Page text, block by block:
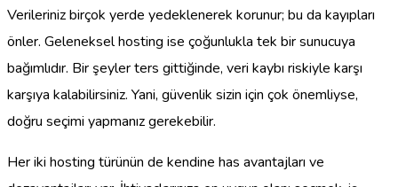
Verileriniz birçok yerde yedeklenerek korunur; bu da kayıpları
önler. Geleneksel hosting ise çoğunlukla tek bir sunucuya
bağımlıdır. Bir şeyler ters gittiğinde, veri kaybı riskiyle karşı
karşıya kalabilirsiniz. Yani, güvenlik sizin için çok önemliyse,
doğru seçimi yapmanız gerekebilir.
Her iki hosting türünün de kendine has avantajları ve